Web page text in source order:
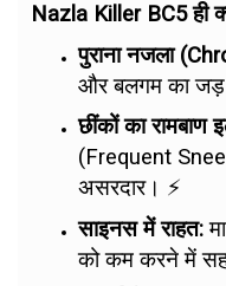
Nazla Killer BC5 ही
पुराना नजला
और बलगम का
छींकों का रामबाण
(Frequent
असरदार। ⚡
साइनस में राहत:
को कम करने में